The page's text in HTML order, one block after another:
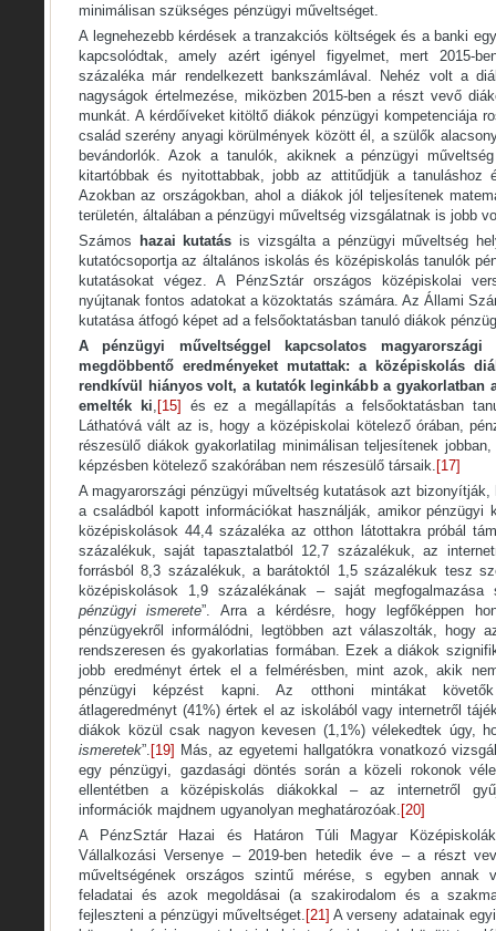
minimálisan szükséges pénzügyi műveltséget.
A legnehezebb kérdések a tranzakciós költségek és a banki
kapcsolódtak, amely azért igényel figyelmet, mert 2015-
százaléka már rendelkezett bankszámlával. Nehéz volt a
nagyságok értelmezése, miközben 2015-ben a részt vevő
munkát. A kérdőíveket kitöltő diákok pénzügyi kompetenciája
család szerény anyagi körülmények között él, a szülők
bevándorlók. Azok a tanulók, akiknek a pénzügyi
kitartóbbak és nyitottabbak, jobb az attitűdjük a tanuláshoz
Azokban az országokban, ahol a diákok jól teljesítenek
területén, általában a pénzügyi műveltség vizsgálatnak is jobb
Számos
hazai kutatás is vizsgálta a pénzügyi műveltség
kutatócsoportja az általános iskolás és középiskolás tanulók
kutatásokat végez. A PénzSztár országos középiskolai
nyújtanak fontos adatokat a közoktatás számára. Az Állami
kutatása átfogó képet ad a felsőoktatásban tanuló diákok
A pénzügyi műveltséggel kapcsolatos magyarországi
megdöbbentő eredményeket mutattak: a középiskolás
rendkívül hiányos volt, a kutatók leginkább a gyakorlatban
emelték ki [15]
és ez a megállapítás a felsőoktatásban
Láthatóvá vált az is, hogy a középiskolai kötelező órában,
részesülő diákok gyakorlatilag minimálisan teljesítenek
képzésben kötelező szakórában nem részesülő társaik. [17]
A magyarországi pénzügyi műveltség kutatások azt bizonyítják,
a családból kapott információkat használják, amikor pénzügyi
középiskolások 44,4 százaléka az otthon látottakra próbál
százalékuk, saját tapasztalatból 12,7 százalékuk, az
forrásból 8,3 százalékuk, a barátoktól 1,5 százalékuk tesz
középiskolások 1,9 százalékának – saját megfogalmazása
pénzügyi ismerete”. Arra a kérdésre, hogy legfőképpen
pénzügyekről informálódni, legtöbben azt válaszolták, hogy
rendszeresen és gyakorlatias formában. Ezek a diákok
jobb eredményt értek el a felmérésben, mint azok, akik
pénzügyi képzést kapni. Az otthoni mintákat követők
átlageredményt (41%) értek el az iskolából vagy internetről
diákok közül csak nagyon kevesen (1,1%) vélekedtek úgy,
ismeretek”. [19] Más, az egyetemi hallgatókra vonatkozó
egy pénzügyi, gazdasági döntés során a közeli rokonok
ellentétben a középiskolás diákokkal – az internetről
információk majdnem ugyanolyan meghatározóak. [20]
A PénzSztár Hazai és Határon Túli Magyar
Vállalkozási Versenye – 2019-ben hetedik éve – a részt
műveltségének országos szintű mérése, s egyben annak
feladatai és azok megoldásai (a szakirodalom és a
fejleszteni a pénzügyi műveltséget. [21] A verseny adatainak